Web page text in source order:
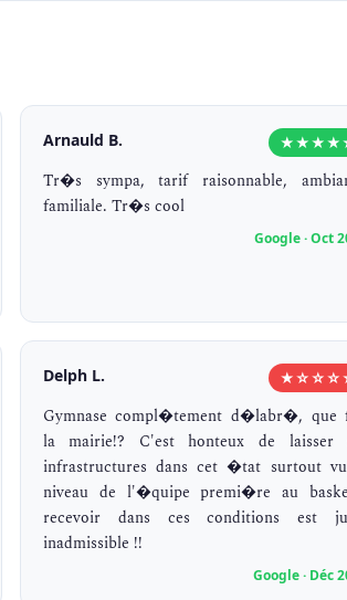
Arnauld B.
Tr�s sympa, tarif raisonnable,
familiale. Tr�s cool
Google · Oct
Delph L.
Gymnase compl�tement d�labr�, que
la mairie!? C'est honteux de laisser
infrastructures dans cet �tat surtout
niveau de l'�quipe premi�re au
recevoir dans ces conditions est
inadmissible !!
Google · Déc